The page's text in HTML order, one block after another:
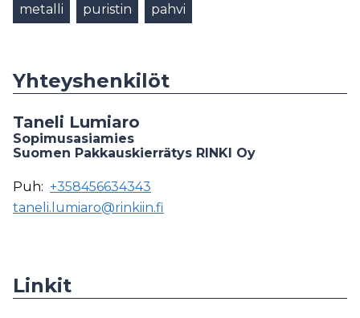
metalli puristin pahvi
Yhteyshenkilöt
Taneli Lumiaro
Sopimusasiamies
Suomen Pakkauskierrätys RINKI Oy
Puh: +358456634343
taneli.lumiaro@rinkiin.fi
Linkit